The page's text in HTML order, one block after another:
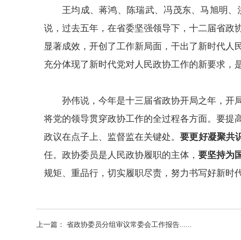
王均成、蒋鸿、陈瑞武、冯茂东、马旭明
说，过去五年，在省委坚强领导下，十二届省政
显著成效，开创了工作新局面，干出了新时代人
充分体现了新时代党对人民政协工作的新要求，
孙伟说，今年是十三届省政协开局之年，开
将党的领导贯穿政协工作的全过程各方面。要提
政议在点子上、监督监在关键处。要更好凝聚共
任。政协委员是人民政协履职的主体， 要坚持为
规矩、重品行，切实履职尽责，努力书写好新时
上一篇： 省政协委员分组审议常委会工作报告......